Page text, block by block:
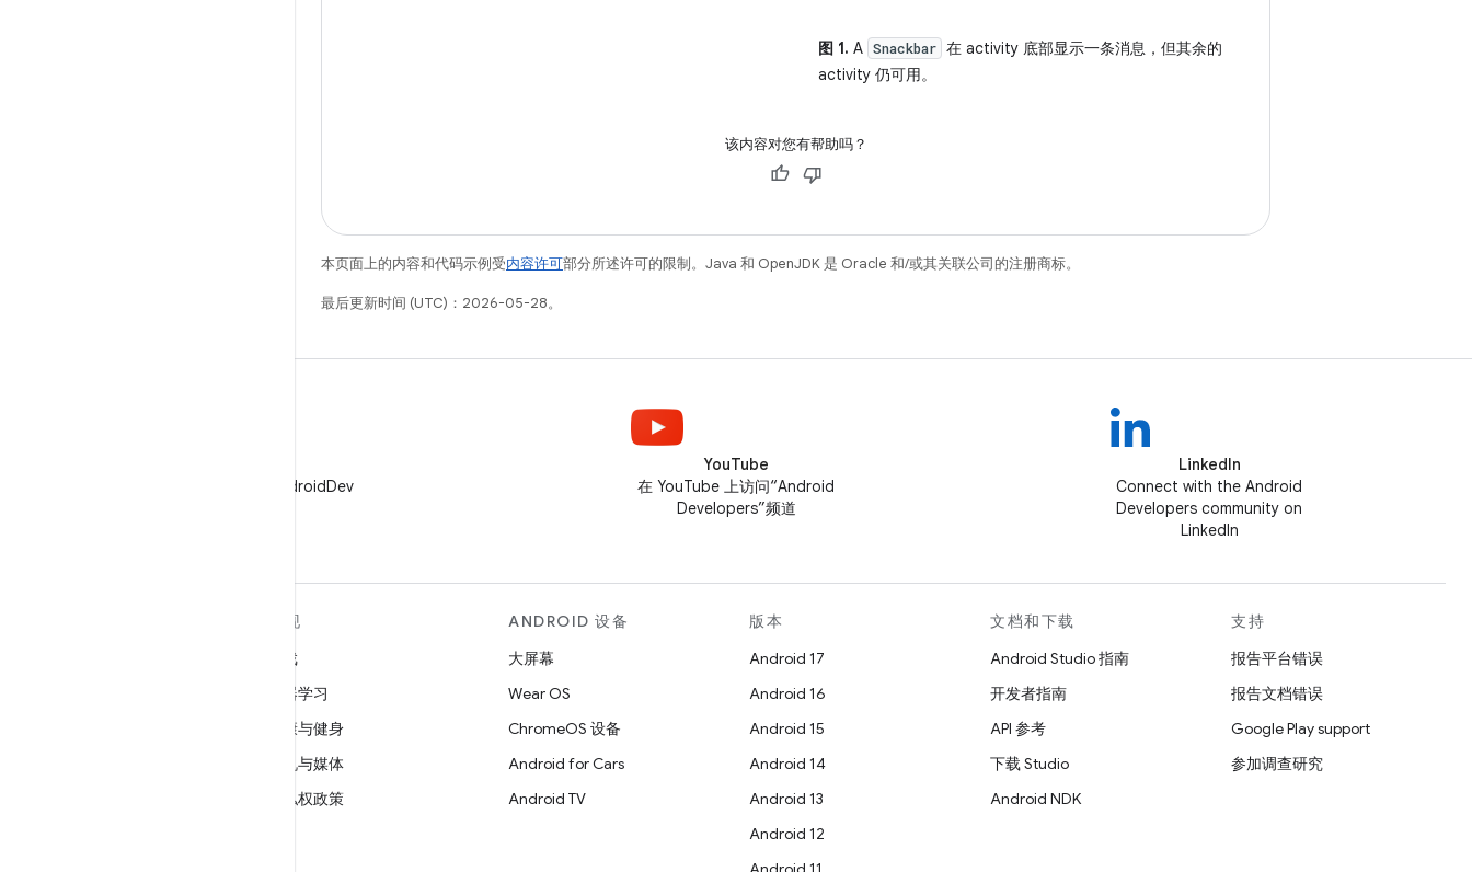
图 1. A Snackbar 在 activity 底部显示一条消息，但其余的
activity 仍可用。
该内容对您有帮助吗？
本页面上的内容和代码示例受内容许可部分所述许可的限制。Java 和 OpenJDK 是 Oracle 和/或其关联公司的注册商标。
最后更新时间 (UTC)：2026-05-28。
在 X 上关注 @AndroidDev
YouTube
在 YouTube 上访问“Android
Developers”频道
LinkedIn
Connect with the Android
Developers community on
LinkedIn
发现
游戏
机器学习
健康与健身
相机与媒体
隐私权政策
ANDROID 设备
大屏幕
Wear OS
ChromeOS 设备
Android for Cars
Android TV
版本
Android 17
Android 16
Android 15
Android 14
Android 13
Android 12
文档和下载
Android Studio 指南
开发者指南
API 参考
下载 Studio
Android NDK
支持
报告平台错误
报告文档错误
Google Play support
参加调查研究